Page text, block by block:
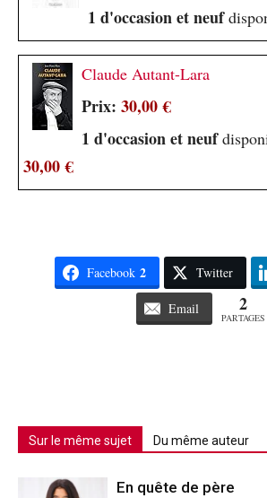
1 d'occasion et neuf
Claude Autant-Lara
Prix: 30,00 €
1 d'occasion et neuf
30,00 €
Facebook 2 Twitter
Email 2
PARTAGES
Sur le même sujet Du même auteur
En quête de père